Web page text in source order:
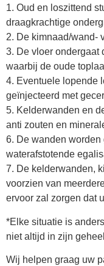
1. Oud en loszittend
draagkrachtige
2. De kimnaad/wand-
3. De vloer ondergaat
waarbij de oude
4. Eventuele lopende
geïnjecteerd met
5. Kelderwanden en
anti zouten en
6. De wanden
waterafstotende
7. De kelderwanden,
voorzien van
ervoor zal zorgen dat
*Elke situatie is
niet altijd in zijn
Wij helpen graag uw